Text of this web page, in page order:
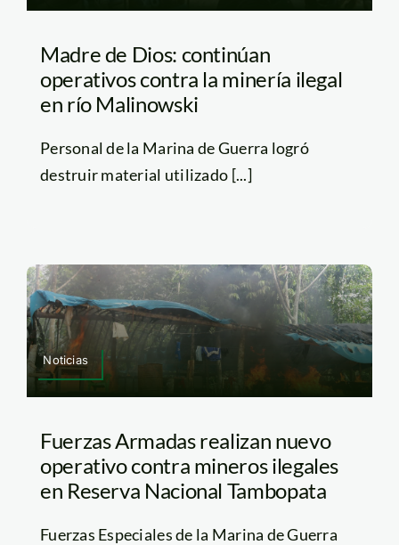
Madre de Dios: continúan
operativos contra la minería ilegal
en río Malinowski
Personal de la Marina de Guerra logró
destruir material utilizado [...]
Noticias
Fuerzas Armadas realizan nuevo
operativo contra mineros ilegales
en Reserva Nacional Tambopata
Fuerzas Especiales de la Marina de Guerra